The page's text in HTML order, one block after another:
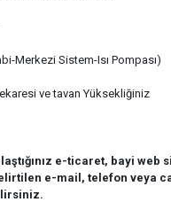
Merkezi Sistem-Isı Pompası)
ve tavan Yüksekliğiniz
e-ticaret, bayi web
e-mail, telefon veya